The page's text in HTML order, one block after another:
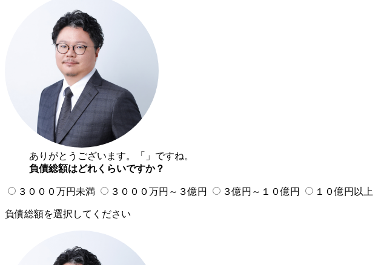
ありがとうございます。「
」ですね。
負債総額はどれくらいですか？
３０００万円未満 ３０００万円～３億円 ３億円～１０億円 １０億円以上
負債総額を選択してください